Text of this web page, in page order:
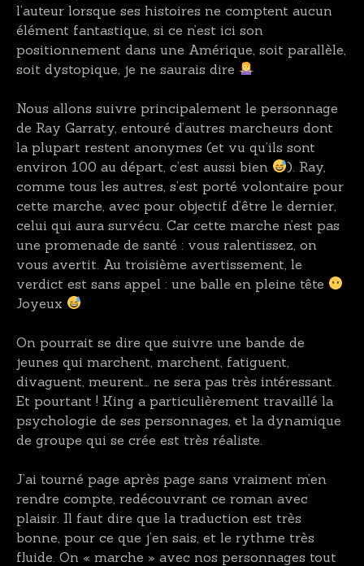
l’auteur lorsque ses histoires ne comptent aucun
élément fantastique, si ce n’est ici son
positionnement dans une Amérique, soit parallèle,
soit dystopique, je ne saurais dire
Nous allons suivre principalement le personnage
de Ray Garraty, entouré d’autres marcheurs dont
la plupart restent anonymes (et vu qu’ils sont
environ 100 au départ, c’est aussi bien
). Ray,
comme tous les autres, s’est porté volontaire pour
cette marche, avec pour objectif d’être le dernier,
celui qui aura survécu. Car cette marche n’est pas
une promenade de santé : vous ralentissez, on
vous avertit. Au troisième avertissement, le
verdict est sans appel : une balle en pleine tête
Joyeux
On pourrait se dire que suivre une bande de
jeunes qui marchent, marchent, fatiguent,
divaguent, meurent… ne sera pas très intéressant.
Et pourtant ! King a particulièrement travaillé la
psychologie de ses personnages, et la dynamique
de groupe qui se crée est très réaliste.
J’ai tourné page après page sans vraiment m’en
rendre compte, redécouvrant ce roman avec
plaisir. Il faut dire que la traduction est très
bonne, pour ce que j’en sais, et le rythme très
fluide. On « marche » avec nos personnages tout